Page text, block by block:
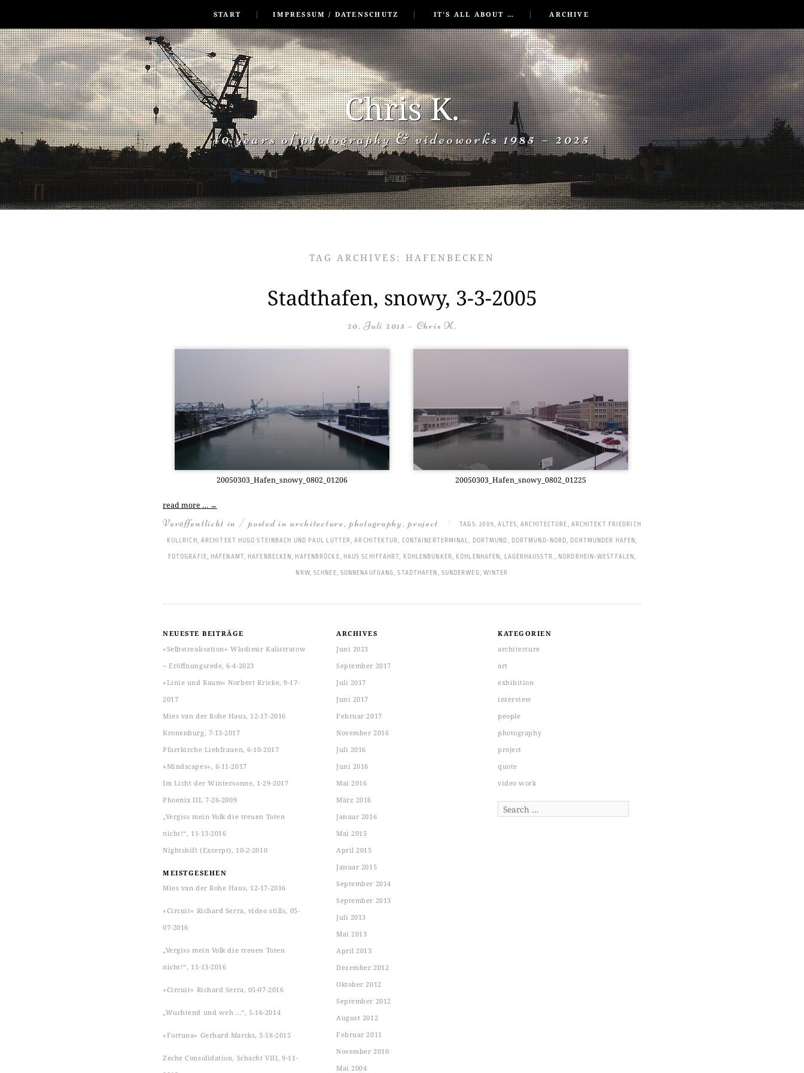
START
IMPRESSUM / DATENSCHUTZ IT’S ALL ABOUT … ARCHIVE
Chris K.
40 years of photography & videoworks 1985 – 2025
TAG ARCHIVES: HAFENBECKEN
Stadthafen, snowy, 3-3-2005
20. Juli 2013 — Chris K.
20050303_Hafen_snowy_0802_01206 20050303_Hafen_snowy_0802_01225
read more … →
Veröffentlicht in / posted inarchitecture,photography,project TAGS: 2005,ALTES,ARCHITECTURE, ARCHITEKT FRIEDRICH
KULLRICH, ARCHITEKT HUGO STEINBACH UND PAUL LUTTER,ARCHITEKTUR, CONTAINERTERMINAL, DORTMUND, DORTMUND-NORD, DORTMUNDER HAFEN,
FOTOGRAFIE, HAFENAMT, HAFENBECKEN, HAFENBRÜCKE, HAUS SCHIFFAHRT, KOHLENBUNKER, KOHLENHAFEN, LAGERHAUSSTR., NORDRHEIN-WESTFALEN,
NRW, SCHNEE, SONNENAUFGANG,STADTHAFEN, SUNDERWEG, WINTER
NEUESTE BEITRÄGE
»Selbstrealisation« Wladimir Kalistratow
‒ Eröffnungsrede, 6-4-2023
»Linie und Raum« Norbert Kricke, 9-17-
2017
Mies van der Rohe Haus, 12-17-2016
Kronenburg, 7-13-2017
Pfarrkirche Liebfrauen, 6-10-2017
»Mindscapes«, 6-11-2017
Im Licht der Wintersonne, 1-29-2017
Phoenix III, 7-26-2009
„Vergiss mein Volk die treuen Toten
nicht!“, 11-13-2016
Nightshift (Excerpt), 10-2-2010
MEISTGESEHEN
Mies van der Rohe Haus, 12-17-2016
»Circuit« Richard Serra, video stills, 05-
07-2016
„Vergiss mein Volk die treuen Toten
nicht!“, 11-13-2016
»Circuit« Richard Serra, 05-07-2016
„Wuchtend und weh …“, 5-16-2014
»Fortuna« Gerhard Marcks, 3-18-2015
Zeche Consolidation, Schacht VIII, 9-11-
ARCHIVES
Juni 2023
September 2017
Juli 2017
Juni 2017
Februar 2017
November 2016
Juli 2016
Juni 2016
Mai 2016
März 2016
Januar 2016
Mai 2015
April 2015
Januar 2015
September 2014
September 2013
Juli 2013
Mai 2013
April 2013
Dezember 2012
Oktober 2012
September 2012
August 2012
Februar 2011
November 2010
Mai 2004
KATEGORIEN
architecture
art
exhibition
interview
people
photography
project
quote
video work
Search